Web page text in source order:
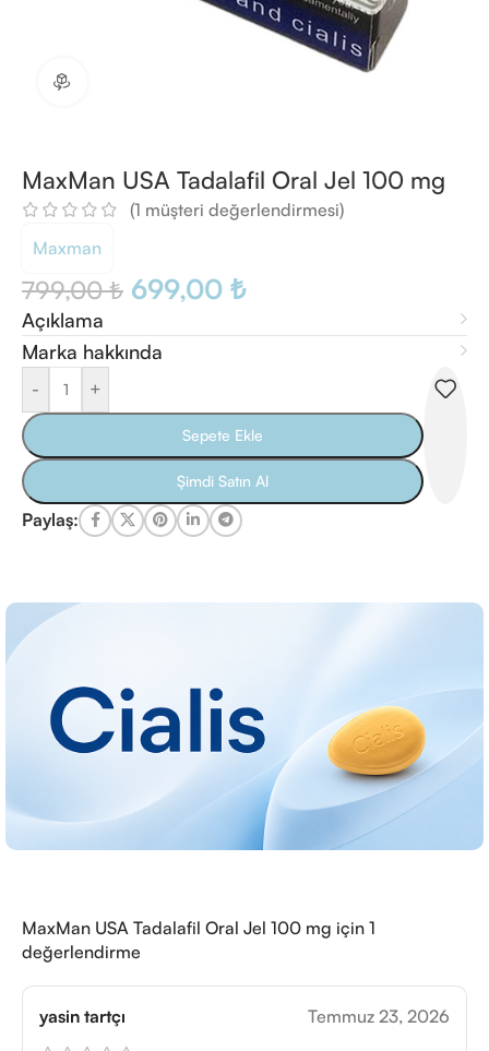
MaxMan USA Tadalafil Oral Jel 100 mg
(1 müşteri değerlendirmesi)
Maxman
799,00₺ 699,00 ₺
Açıklama
Marka hakkında
- +
Sepete Ekle
Şimdi Satın Al
Paylaş:
MaxMan USA Tadalafil Oral Jel 100 mg için 1
değerlendirme
yasin tartçı Temmuz 23, 2026